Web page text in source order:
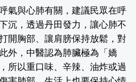
氣與心肺有關，建議民眾在呼
沉，透過丹田發力，讓心肺不
開胸部、讓肩膀保持放鬆，對
外，中醫認為肺臟極為「嬌
所以重口味、辛辣、油炸或過